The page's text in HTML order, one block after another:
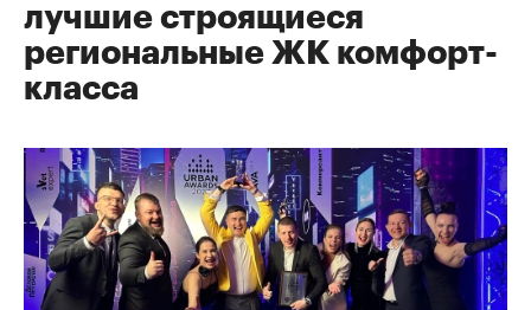
лучшие строящиеся
региональные ЖК комфорт-
класса